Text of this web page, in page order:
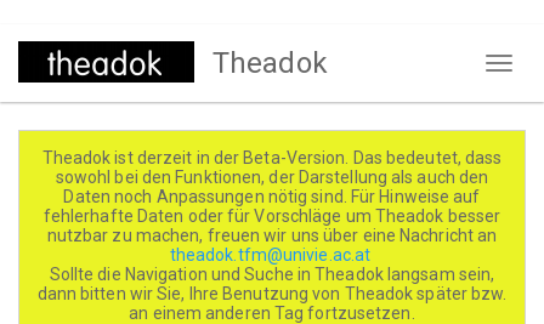
Direkt
Theadok
Theadok ist derzeit in der Beta-Version. Das bedeutet, dass
sowohl bei den Funktionen, der Darstellung als auch den
Daten noch Anpassungen nötig sind. Für Hinweise auf
fehlerhafte Daten oder für Vorschläge um Theadok besser
nutzbar zu machen, freuen wir uns über eine Nachricht an
theadok.tfm@univie.ac.at
Sollte die Navigation und Suche in Theadok langsam sein,
dann bitten wir Sie, Ihre Benutzung von Theadok später bzw.
an einem anderen Tag fortzusetzen.